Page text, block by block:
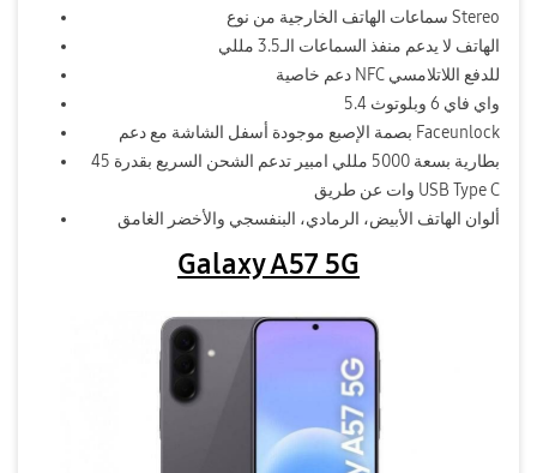
سماعات الهاتف الخارجية من نوع Stereo
الهاتف لا يدعم منفذ السماعات الـ3.5 مللي
دعم خاصية NFC للدفع اللاتلامسي
واي فاي 6 وبلوتوث 5.4
بصمة الإصبع موجودة أسفل الشاشة مع دعم Faceunlock
بطارية بسعة 5000 مللي امبير تدعم الشحن السريع بقدرة 45
وات عن طريق USB Type C
ألوان الهاتف الأبيض، الرمادي، البنفسجي والأخضر الغامق
Galaxy A57 5G